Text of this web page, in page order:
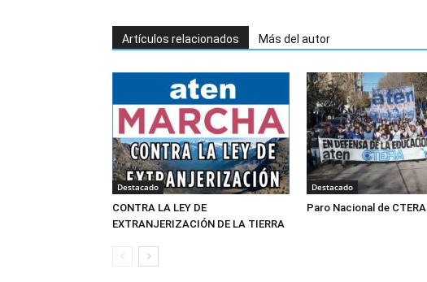
Artículos relacionados Más del autor
Destacado
CONTRA LA LEY DE
EXTRANJERIZACIÓN DE LA TIERRA
Destacado
Paro Nacional de CTERA